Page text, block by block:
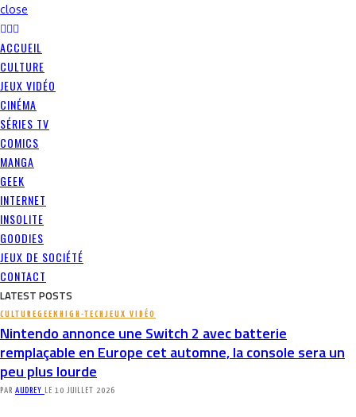
close
ACCUEIL
CULTURE
JEUX VIDÉO
CINÉMA
SÉRIES TV
COMICS
MANGA
GEEK
INTERNET
INSOLITE
GOODIES
JEUX DE SOCIÉTÉ
CONTACT
LATEST POSTS
CULTUREGEEK HIGH-TECH JEUX VIDÉO
Nintendo annonce une Switch 2 avec batterie
remplaçable en Europe cet automne, la console sera un
peu plus lourde
PAR AUDREY LE 10 JUILLET 2026